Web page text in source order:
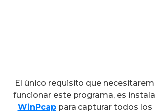
El único requisito que
funcionar este programa, es
WinPcappara capturar todos los